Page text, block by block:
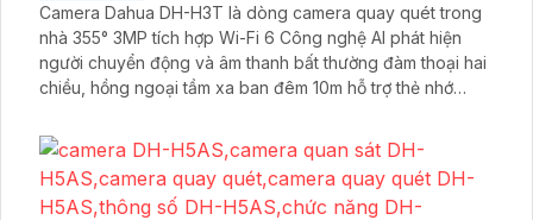
Camera Dahua DH-H3T là dòng camera quay quét trong
nhà 355° 3MP tích hợp Wi-Fi 6 Công nghệ AI phát hiện
người chuyển động và âm thanh bất thường đàm thoại hai
chiều, hồng ngoại tầm xa ban đêm 10m hỗ trợ thẻ nhớ
DMSS